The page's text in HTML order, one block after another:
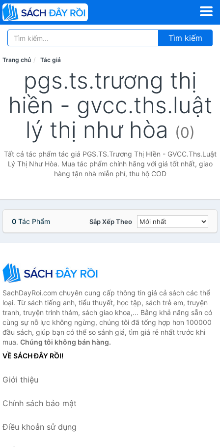
Tìm kiếm
Trang chủ Tác giả
pgs.ts.trương thị
hiền - gvcc.ths.luật
lý thị như hòa (0)
Tất cả tác phẩm tác giả PGS.TS.Trương Thị HIền - GVCC.Ths.Luật
Lý Thị Như Hòa. Mua tác phẩm chính hãng với giá tốt nhất, giao
hàng tận nhà miễn phí, thu hộ COD
0 Tác Phẩm Sắp Xếp Theo
SachDayRoi.com chuyên cung cấp thông tin giá cả sách các thể
loại. Từ sách tiếng anh, tiểu thuyết, học tập, sách trẻ em, truyện
tranh, truyện trinh thám, sách giao khoa,... Bằng khả năng sẵn có
cùng sự nỗ lực không ngừng, chúng tôi đã tổng hợp hơn 100000
đầu sách, giúp bạn có thể so sánh giá, tìm giá rẻ nhất trước khi
mua. Chúng tôi không bán hàng.
VỀ SÁCH ĐÂY RỒI!
Giới thiệu
Chính sách bảo mật
Điều khoản sử dụng